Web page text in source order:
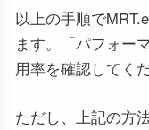
以上の手順で
ます。「パフォー
用率を確認してくだ
ただし、上記の方